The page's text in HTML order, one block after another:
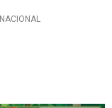
NACIONAL